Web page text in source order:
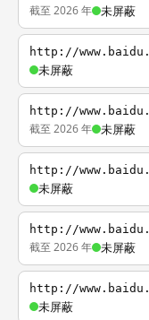
截至 2026 年 未屏蔽
http://
未屏蔽
http://
截至 2026 年 未屏蔽
http://
未屏蔽
http://
截至 2026 年 未屏蔽
http://
未屏蔽